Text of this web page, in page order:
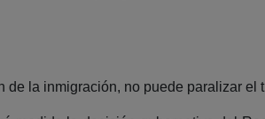
de la inmigración, no puede paralizar